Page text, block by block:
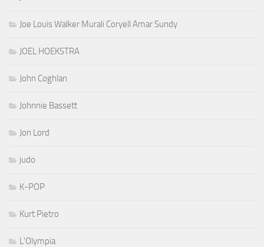
Joe Louis Walker Murali Coryell Amar Sundy
JOEL HOEKSTRA
John Coghlan
Johnnie Bassett
Jon Lord
judo
K-POP
Kurt Pietro
L'Olympia